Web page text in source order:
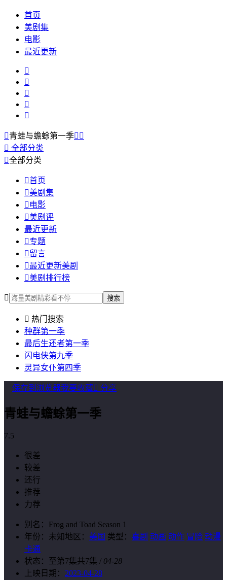
首页
美剧集
电影
最近更新





青蛙与蟾蜍第一季 
 全部分类
全部分类
首页
美剧集
 电影
美剧评
最近更新
专题
留言
最近更新美剧
美剧排行榜
 搜索
 热门搜索
种群第一季
最后生还者第一季
闪电侠第九季
灵异女仆第四季
保存到浏览器我要收藏 分享
青蛙与蟾蜍第一季
7.5
很差
较差
还行
推荐
力荐
别名： Frog and Toad Season 1
年份： 未知 地区： 美国 类型： 喜剧 动画 动作 冒险 动漫
卡通
状态：
至第7集共7集 / 04-28
上映日期： 2023-04-28